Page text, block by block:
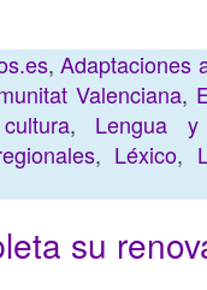
,Adaptaciones
Valenciana,
, Lengua y
, Léxico,
su